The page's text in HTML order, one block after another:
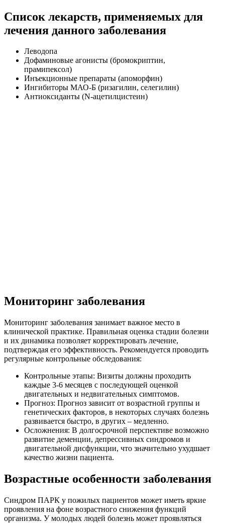
Список лекарств, применяемых для
лечения данного заболевания
Леводопа
Дофаминовые агонисты (бромокриптин,
прамипексол)
Инъекционные препараты (апоморфин)
Ингибиторы МАО-Б (ризагилин, селегилин)
Антиоксиданты (N-ацетилцистеин)
Мониторинг заболевания
Мониторинг заболевания занимает важное место в
клинической практике. Правильная оценка стадии болезни
и их динамика позволяет корректировать лечение,
подтверждая его эффективность. Рекомендуется проводить
регулярные контрольные обследования:
Контрольные этапы: Визиты должны проходить
каждые 3-6 месяцев с последующей оценкой
двигательных и недвигательных симптомов.
Прогноз: Прогноз зависит от возрастной группы и
генетических факторов, в некоторых случаях болезнь
развивается быстро, в других – медленно.
Осложнения: В долгосрочной перспективе возможно
развитие деменции, депрессивных синдромов и
двигательной дисфункции, что значительно ухудшает
качество жизни пациента.
Возрастные особенности заболевания
Синдром ПАРК у пожилых пациентов может иметь яркие
проявления на фоне возрастного снижения функций
организма. У молодых людей болезнь может проявляться